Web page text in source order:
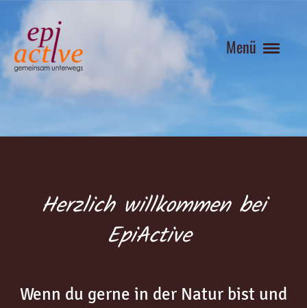
Menü
Herzlich willkommen bei
EpiActive
Wenn du gerne in der Natur bist und